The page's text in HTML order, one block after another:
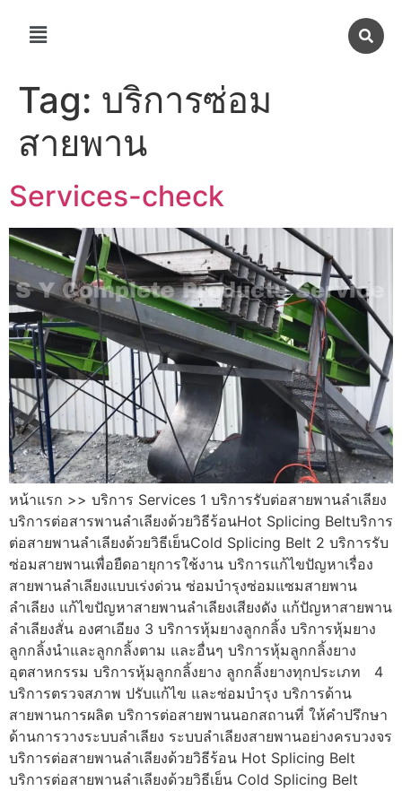
Tag: บริการซ่อม
สายพาน
Services-check
หน้าแรก >> บริการ Services 1 บริการรับต่อสายพานลำเลียง
บริการต่อสารพานลำเลียงด้วยวิธีร้อนHot Splicing Beltบริการ
ต่อสายพานลำเลียงด้วยวิธีเย็นCold Splicing Belt 2 บริการรับ
ซ่อมสายพานเพื่อยืดอายุการใช้งาน บริการแก้ไขปัญหาเรื่อง
สายพานลำเลียงแบบเร่งด่วน ซ่อมบำรุงซ่อมแซมสายพาน
ลำเลียง แก้ไขปัญหาสายพานลำเลียงเสียงดัง แก้ปัญหาสายพาน
ลำเลียงสั่น องศาเอียง 3 บริการหุ้มยางลูกกลิ้ง บริการหุ้มยาง
ลูกกลิ้งนำและลูกกลิ้งตาม และอื่นๆ บริการหุ้มลูกกลิ้งยาง
อุตสาหกรรม บริการหุ้มลูกกลิ้งยาง ลูกกลิ้งยางทุกประเภท 4
บริการตรวจสภาพ ปรับแก้ไข และซ่อมบำรุง บริการด้าน
สายพานการผลิต บริการต่อสายพานนอกสถานที่ ให้คำปรึกษา
ด้านการวางระบบลำเลียง ระบบลำเลียงสายพานอย่างครบวงจร
บริการต่อสายพานลำเลียงด้วยวิธีร้อน Hot Splicing Belt
บริการต่อสายพานลำเลียงด้วยวิธีเย็น Cold Splicing Belt